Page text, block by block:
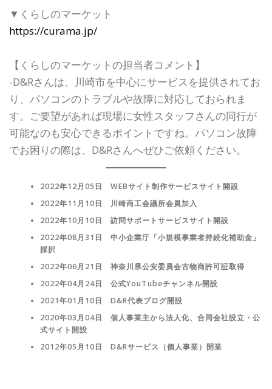
▼くらしのマーケット
https://curama.jp/
【くらしのマーケットの担当者コメント】
-D&Rさんは、川崎市を中心にサービスを提供されてお
り、パソコンのトラブルや故障に対応しておられま
す。ご要望があれば現場に女性スタッフさんの同行が
可能なのも安心できるポイントですね。パソコン故障
でお困りの際は、D&Rさんへぜひご依頼ください。
2022年12月05日 WEBサイト制作サービスサイト開設
2022年11月10日 川崎商工会議所会員加入
2022年10月10日 訪問サポートサービスサイト開設
2022年08月31日 中小企業庁「小規模事業者持続化補助金」
採択
2022年06月21日 神奈川県公安委員会古物商許可証取得
2022年04月24日 公式YouTubeチャンネル開設
2021年01月10日 D&R代表ブログ開設
2020年03月04日 個人事業主から法人化、合同会社設立・公
式サイト開設
2012年05月10日 D&Rサービス（個人事業）開業